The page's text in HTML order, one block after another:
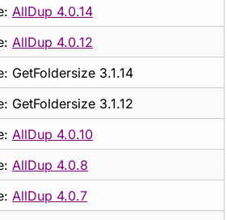
AllDup 4.0.14
AllDup 4.0.12
GetFoldersize 3.1.14
GetFoldersize 3.1.12
AllDup 4.0.10
AllDup 4.0.8
AllDup 4.0.7